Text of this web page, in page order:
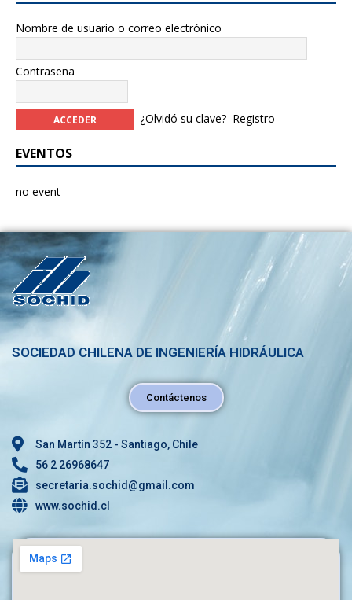
Nombre de usuario o correo electrónico
Contraseña
¿Olvidó su clave? Registro
EVENTOS
no event
SOCIEDAD CHILENA DE INGENIERÍA HIDRÁULICA
Contáctenos
San Martín 352 - Santiago, Chile
56 2 26968647
secretaria.sochid@gmail.com
www.sochid.cl